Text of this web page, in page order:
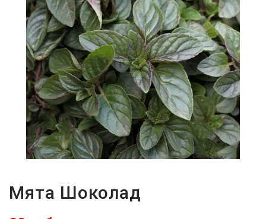
ОДНОЛЕТНИЕ
2026!
ВОЙТИ
ЗАБЫЛИ
ПАРОЛЬ?
Мята Шоколад